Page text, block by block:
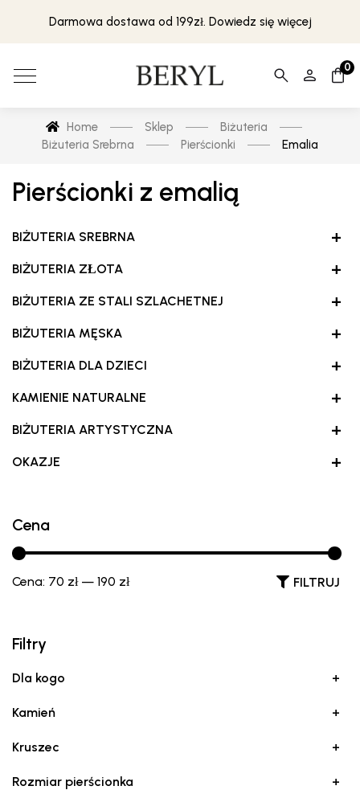
Darmowa dostawa od 199zł. Dowiedz się więcej
0
Home Sklep
Biżuteria
Biżuteria Srebrna
Pierścionki Emalia
Pierścionki z emalią
+
BIŻUTERIA SREBRNA
+
BIŻUTERIA ZŁOTA
+
BIŻUTERIA ZE STALI SZLACHETNEJ
+
BIŻUTERIA MĘSKA
+
BIŻUTERIA DLA DZIECI
+
KAMIENIE NATURALNE
+
BIŻUTERIA ARTYSTYCZNA
+
OKAZJE
Cena
FILTRUJ
Cena: 70 zł— 190 zł
Filtry
Dla kogo +
Kamień +
Kruszec +
Rozmiar pierścionka +